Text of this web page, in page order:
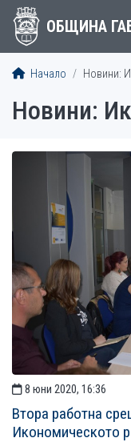
ОБЩИНА
Начало Новини:
Новини:
СТАТИИ
8 юни 2020, 16:36
Втора работна
Икономическото